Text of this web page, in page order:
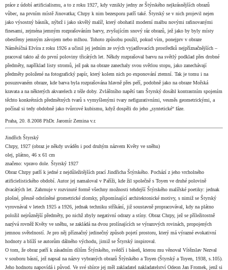
práce z údobí artificialismu, a to z roku 1927, kdy vznikly jedny ze Štýrského nejkrásnějších obrazů
vůbec, na prvním místě Jinovatka; Chrpy k nim bezesporu patří také. Štyrský se v nich projevil nejen
jako výsostný básník, nýbrž i jako skvělý malíř, který obohatil moderní malbu novými rafinovanými
finesami, zejména jemným rozprašováním barvy, zvyšujícím snový ráz obrazů, jež jako by byly místy
obestřeny jemným závojem nebo mlhou. Tohoto způsobu použil, pokud vím, ponejprv v obraze
Náměsíčná Elvíra z roku 1926 a učinil jej jedním ze svých vyjadřovacích prostředků nejpříznačnějších –
pracoval takto až do první poloviny třicátých let. Někdy rozprašoval barvu na světlý podklad přes drobné
předměty, například listy stromů, jež pak na obraze zanechaly svou světlou stopu, jako zanechávají
předměty položené na fotografický papír, který kolem nich po exponování ztemní. Tak je tomu i na
posuzovaném obraze, kde barva byla rozprašována hlavně přes peří, podobně jako na obraze Mořská
kravata a na některých akvarelech z téže doby. Zvláštního napětí tam Štyrský dosáhl kontrastním spojením
těchto konkrétních předmětných tvarů s vymyšlenými tvary nefigurativními, vesměs geometrickými, a
počínal si tedy obdobně jako tvůrcové kubismu, když dospěli do jeho „syntetické“ fáze.
Praha, 20. 8.2008 PhDr. Jaromír Zemina v.r.
Jindřich Štyrský
Chrpy, 1927 (obraz je někdy uváděn i pod druhým názvem Květy ve sněhu)
olej, plátno, 46 x 61 cm
značeno: vpravo dole. Štyrský 1927
Obraz Chrpy patří k jedné z nejdůležitějších prací Jindřicha Štýrského. Pochází z jeho vrcholného
atificielistického období. Autor jej namaloval v Paříži, kde žil společně s Toyen ve druhé polovině
dvacátých let. Zahrnuje v rozvinuté formě všechny možnosti tehdejší Štýrského malířské poetiky: jednak
plošné, přesně odstíněné grometrické zlomky, připomínající architektonické motivy, s nimiž se Štyrský
vyrovnával v letech 1925 a 1926, jednak techniku stříkání, již soustavně propracovával, kdy na plátno
položil nejrůznější předměty, po nichž zbyly negativní odrazy a stíny. Obraz Chrpy, jež se příležitostně
nazývá rovněž Květy ve sněhu, se zakládá na dvou prolínajících se výrazových rovinách, propojených
jemnou světelností. Je pro něj příznačný jedinečný způsob pojetí prostoru, který má výrazné evokativní
hodnoty a blíží se autorům dálného východu, jimiž se Štyrský inspiroval.
O tom, že obraz patří k zásadním dílům Štýrského, svědčí i báseň, kterou mu věnoval Vítězslav Nezval
v souboru básní, jež napsal na názvy vybraných obrazů Štýrského a Toyen (Štyrský a Toyen, 1938, s.105).
Jeho hodnotu napovídá i původ. Ve své sbírce jej měl zakladatel nakladatelství Odeon Jan Fromek, jenž si